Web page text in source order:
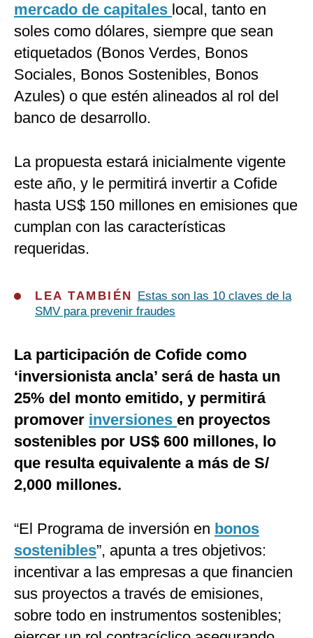
mercado de capitales local, tanto en
soles como dólares, siempre que sean
etiquetados (Bonos Verdes, Bonos
Sociales, Bonos Sostenibles, Bonos
Azules) o que estén alineados al rol del
banco de desarrollo.
La propuesta estará inicialmente vigente
este año, y le permitirá invertir a Cofide
hasta US$ 150 millones en emisiones que
cumplan con las características
requeridas.
LEA TAMBIÉN
Estas son las 10 claves de la
SMV para prevenir fraudes
La participación de Cofide como
‘inversionista ancla’ será de hasta un
25% del monto emitido, y permitirá
promover inversiones en proyectos
sostenibles por US$ 600 millones, lo
que resulta equivalente a más de S/
2,000 millones.
“El Programa de inversión en bonos
sostenibles”, apunta a tres objetivos:
incentivar a las empresas a que financien
sus proyectos a través de emisiones,
sobre todo en instrumentos sostenibles;